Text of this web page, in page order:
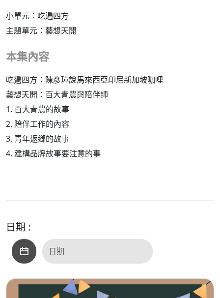
小單元：吃遍四方
主題單元：藝想天開
本集內容
吃遍四方：陳彥璋說馬來西亞印尼新加坡咖哩
藝想天開：百大青農與陪伴師
1. 百大青農的故事
2. 陪伴工作的內容
3. 青年返鄉的故事
4. 建構品牌故事要注意的事
日期 :